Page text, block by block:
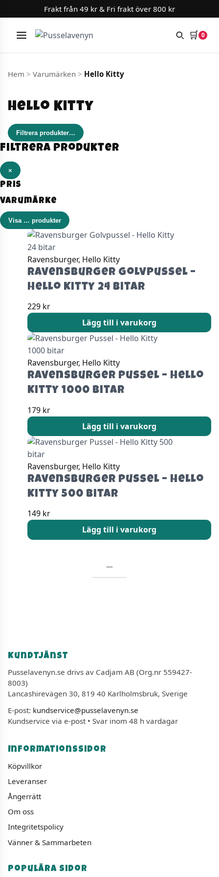
Hoppa till innehåll
Frakt från 49 kr & Fri frakt över 800 kr
Meny 🛒 0
Hem > Varumärken > Hello Kitty
Hello Kitty
Filtrera produkter…
Filtrera produkter
×
Pris
Varumärke
Visa … produkter
Ravensburger, Hello Kitty
Ravensburger Golvpussel –
Hello Kitty 24 bitar
229 kr
Lägg till i varukorg
Ravensburger, Hello Kitty
Ravensburger Pussel – Hello
Kitty 1000 bitar
179 kr
Lägg till i varukorg
Ravensburger, Hello Kitty
Ravensburger Pussel – Hello
Kitty 500 bitar
149 kr
Lägg till i varukorg
—
Kundtjänst
Pusselavenyn.se drivs av Cadjam AB (Org.nr 559427-
8003)
Lancashirevägen 30, 819 40 Karlholmsbruk, Sverige
E-post: kundservice@pusselavenyn.se
Kundservice via e-post • Svar inom 48 h vardagar
Informationssidor
Köpvillkor
Leveranser
Ångerrätt
Om oss
Integritetspolicy
Vänner & Sammarbeten
Populära sidor